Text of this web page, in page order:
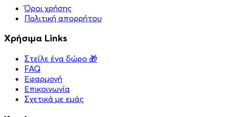
Όροι χρήσης
Πολιτική απορρήτου
Χρήσιμα Links
Στείλε ένα δώρο 🎁
FAQ
Εφαρμογή
Επικοινωνία
Σχετικά με εμάς